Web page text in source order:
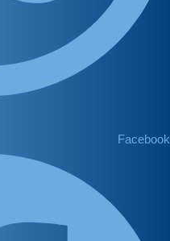
Facebook